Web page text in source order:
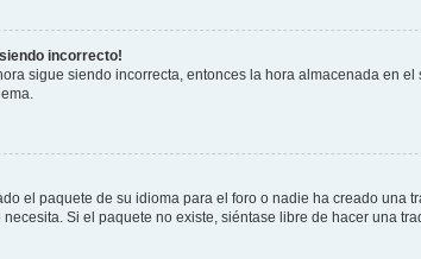
incorrecto!
sigue siendo incorrecta, entonces la hora almacenada en el
el paquete de su idioma para el foro o nadie ha creado una
Si el paquete no existe, siéntase libre de hacer una